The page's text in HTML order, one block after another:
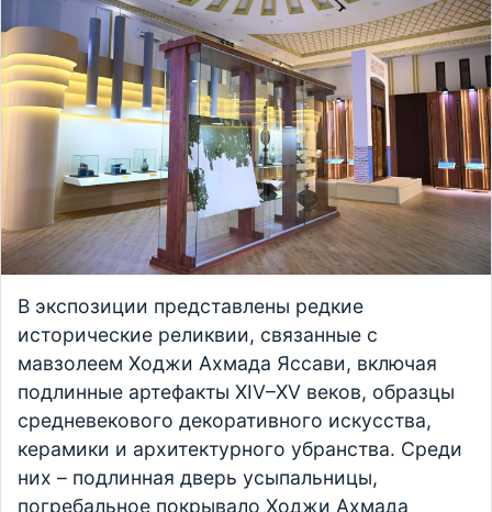
В экспозиции представлены редкие
исторические реликвии, связанные с
мавзолеем Ходжи Ахмада Яссави, включая
подлинные артефакты XIV–XV веков, образцы
средневекового декоративного искусства,
керамики и архитектурного убранства. Среди
них – подлинная дверь усыпальницы,
погребальное покрывало Ходжи Ахмада